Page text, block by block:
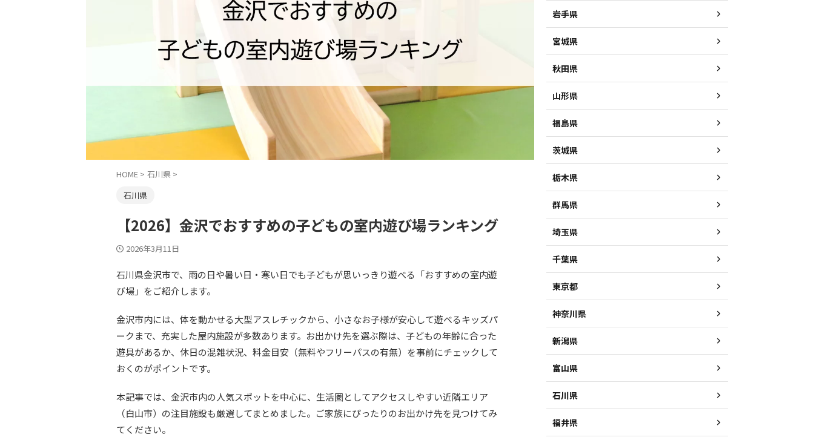
HOME > 石川県 >
石川県
【2026】金沢でおすすめの子どもの室内遊び場ランキング
2026年3月11日
石川県金沢市で、雨の日や暑い日・寒い日でも子どもが思いっきり遊べる「おすすめの室内遊
び場」をご紹介します。
金沢市内には、体を動かせる大型アスレチックから、小さなお子様が安心して遊べるキッズパ
ークまで、充実した屋内施設が多数あります。お出かけ先を選ぶ際は、子どもの年齢に合った
遊具があるか、休日の混雑状況、料金目安（無料やフリーパスの有無）を事前にチェックして
おくのがポイントです。
本記事では、金沢市内の人気スポットを中心に、生活圏としてアクセスしやすい近隣エリア
（白山市）の注目施設も厳選してまとめました。ご家族にぴったりのお出かけ先を見つけてみ
てください。
岩手県
宮城県
秋田県
山形県
福島県
茨城県
栃木県
群馬県
埼玉県
千葉県
東京都
神奈川県
新潟県
富山県
石川県
福井県